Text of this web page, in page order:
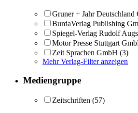
Gruner + Jahr Deutschland
BurdaVerlag Publishing
Spiegel-Verlag Rudolf
Motor Presse Stuttgart
Zeit Sprachen GmbH (3)
Mehr Verlag-Filter anzeigen
Mediengruppe
Zeitschriften (57)